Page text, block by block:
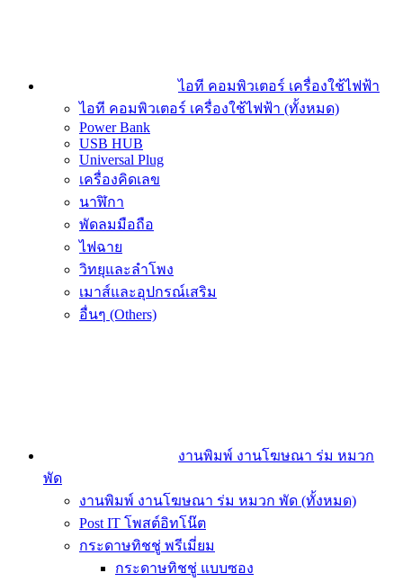
ไอที คอมพิวเตอร์ เครื่องใช้ไฟฟ้า
ไอที คอมพิวเตอร์ เครื่องใช้ไฟฟ้า (ทั้งหมด)
Power Bank
USB HUB
Universal Plug
เครื่องคิดเลข
นาฬิกา
พัดลมมือถือ
ไฟฉาย
วิทยุและลำโพง
เมาส์และอุปกรณ์เสริม
อื่นๆ (Others)
งานพิมพ์ งานโฆษณา ร่ม หมวก
พัด
งานพิมพ์ งานโฆษณา ร่ม หมวก พัด (ทั้งหมด)
Post IT โพสต์อิทโน๊ต
กระดาษทิชชู่ พรีเมี่ยม
กระดาษทิชชู่ แบบซอง